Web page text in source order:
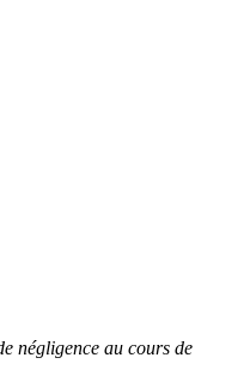
négligence au cours de